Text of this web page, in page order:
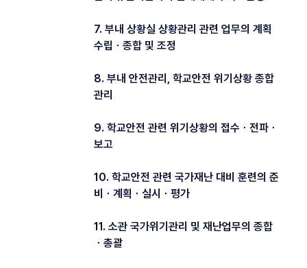
7. 부내 상황실 상황관리 관련 업무의 계획
수립ㆍ종합 및 조정
8. 부내 안전관리, 학교안전 위기상황 종합
관리
9. 학교안전 관련 위기상황의 접수ㆍ전파ㆍ
보고
10. 학교안전 관련 국가재난 대비 훈련의 준
비ㆍ계획ㆍ실시ㆍ평가
11. 소관 국가위기관리 및 재난업무의 종합
ㆍ총괄